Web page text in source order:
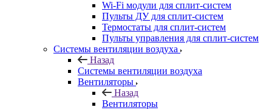
Wi-Fi модули для сплит-систем
Пульты ДУ для сплит-систем
Термостаты для сплит-систем
Пульты управления для сплит-систем
Системы вентиляции воздуха
Назад
Системы вентиляции воздуха
Вентиляторы
Назад
Вентиляторы